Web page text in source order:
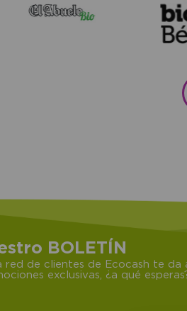
BOLETÍN
red de clientes de Ecocash te da
exclusivas, ¿a qué